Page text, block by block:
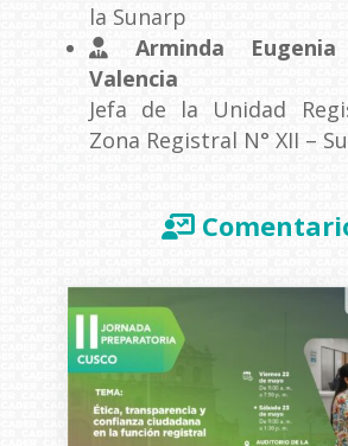
la Sunarp
Arminda Eugenia
Valencia
Jefa de la Unidad
Zona Registral N° XII –